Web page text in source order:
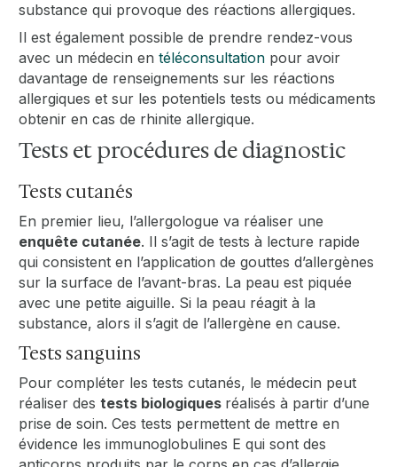
substance qui provoque des réactions allergiques.
Il est également possible de prendre rendez-vous
avec un médecin entéléconsultation pour avoir
davantage de renseignements sur les réactions
allergiques et sur les potentiels tests ou médicaments
obtenir en cas de rhinite allergique.
Tests et procédures de diagnostic
Tests cutanés
En premier lieu, l’allergologue va réaliser une
enquête cutanée. Il s’agit de tests à lecture rapide
qui consistent en l’application de gouttes d’allergènes
sur la surface de l’avant-bras. La peau est piquée
avec une petite aiguille. Si la peau réagit à la
substance, alors il s’agit de l’allergène en cause.
Tests sanguins
Pour compléter les tests cutanés, le médecin peut
réaliser destests biologiques réalisés à partir d’une
prise de soin. Ces tests permettent de mettre en
évidence les immunoglobulines E qui sont des